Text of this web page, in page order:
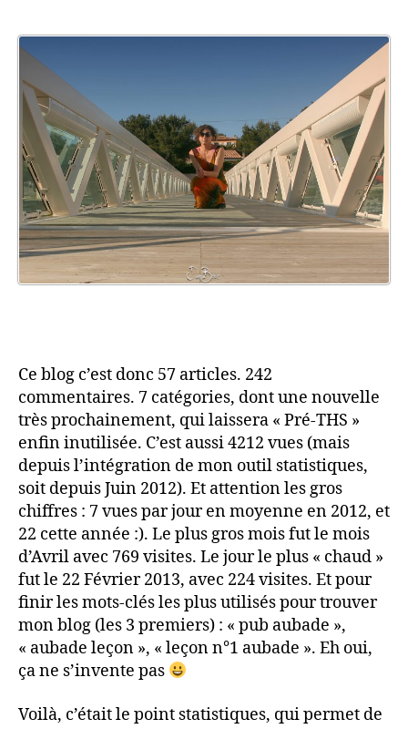
Ce blog c’est donc 57 articles. 242
commentaires. 7 catégories, dont une nouvelle
très prochainement, qui laissera « Pré-THS »
enfin inutilisée. C’est aussi 4212 vues (mais
depuis l’intégration de mon outil statistiques,
soit depuis Juin 2012). Et attention les gros
chiffres : 7 vues par jour en moyenne en 2012, et
22 cette année :). Le plus gros mois fut le mois
d’Avril avec 769 visites. Le jour le plus « chaud »
fut le 22 Février 2013, avec 224 visites. Et pour
finir les mots-clés les plus utilisés pour trouver
mon blog (les 3 premiers) : « pub aubade »,
« aubade leçon », « leçon n°1 aubade ». Eh oui,
ça ne s’invente pas
Voilà, c’était le point statistiques, qui permet de